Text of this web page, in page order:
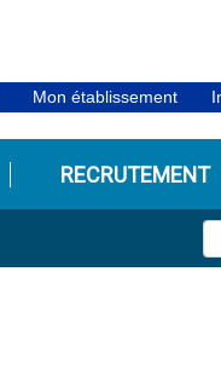
Mon établissement
RECRUTEMENT